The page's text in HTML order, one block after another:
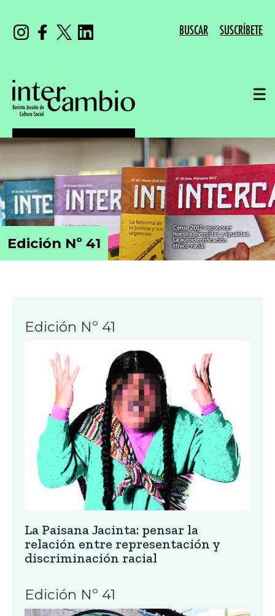
BUSCAR SUSCRÍBETE
☰
Edición Nº 41
Edición Nº 41
La Paisana Jacinta: pensar la
relación entre representación y
discriminación racial
Edición Nº 41